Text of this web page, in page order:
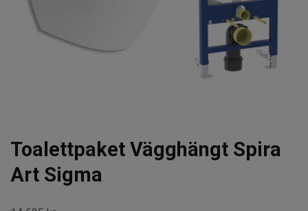
Toalettpaket Vägghängt Spira
Art Sigma